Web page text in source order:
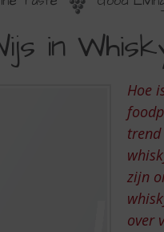
in
Hoe
zijn
over